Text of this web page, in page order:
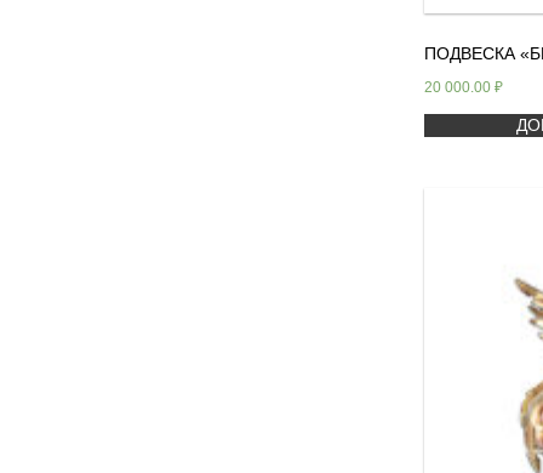
ПОДВЕСКА
20 000.00 ₽